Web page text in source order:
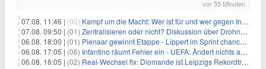
vor 55 Minuten
07.08. 11:46 | (00) Kampf um die Macht: Wer ist für und wer gegen Infantino?
07.08. 09:50 | (01) Zentralisieren oder nicht? Diskussion über Drohnenabwehr
06.08. 18:00 | (01) Pienaar gewinnt Etappe - Lippert im Sprint chancenlos
06.08. 17:05 | (06) Infantino räumt Fehler ein - UEFA: Ändert nichts an Boykott
06.08. 16:05 | (02) Real-Wechsel fix: Diomande ist Leipzigs Rekordtransfer